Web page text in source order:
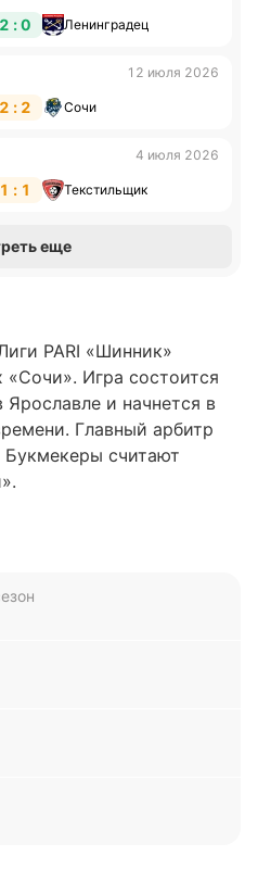
2 : 0 Ленинградец
12 июля 2026
2 : 2 Сочи
4 июля 2026
1 : 1 Текстильщик
еще
PARI «Шинник»
Игра состоится
и начнется в
Главный арбитр
считают
набранных очков после
Команда Дениса
лишь по
заработал пять очков,
сыграв вничью.
Москва» (1:1).